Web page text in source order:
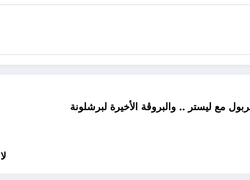
مع ليستر .. والبروڤة الأخيرة لبرشلونة